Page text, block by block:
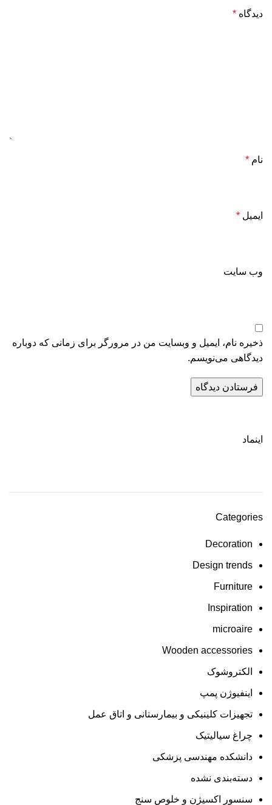
دیدگاه *
نام *
ایمیل *
وب‌ سایت
ذخیره نام، ایمیل و وبسایت من در مرورگر برای زمانی که دوباره
دیدگاهی می‌نویسم.
اینماد
Categories
Decoration
Design trends
Furniture
Inspiration
microaire
Wooden accessories
الکتروشوک
اینفیوژن پمپ
تجهیزات کلینیکی و بیمارستانی و اتاق عمل
چراغ سیالیتیک
دانشکده مهندسی پزشکی
دسته‌بندی نشده
سنسور اکسیژن و خلوص سنج